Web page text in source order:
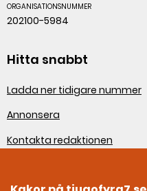
ORGANISATIONSNUMMER
202100-5984
Hitta snabbt
Ladda ner tidigare nummer
Annonsera
Kontakta redaktionen